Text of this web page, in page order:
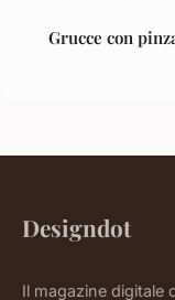
Grucce con
Designdot
Il magazine digitale